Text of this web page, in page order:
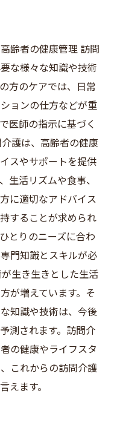
齢者の健康管理 訪問
な様々な知識や技術
方のケアでは、日常
ョンの仕方などが重
医師の指示に基づく
護は、高齢者の健康
スやサポートを提供
生活リズムや食事、
に適切なアドバイス
することが求められ
とりのニーズに合わ
門知識とスキルが必
生き生きとした生活
が増えています。そ
知識や技術は、今後
測されます。訪問介
の健康やライフスタ
これからの訪問介護
えます。